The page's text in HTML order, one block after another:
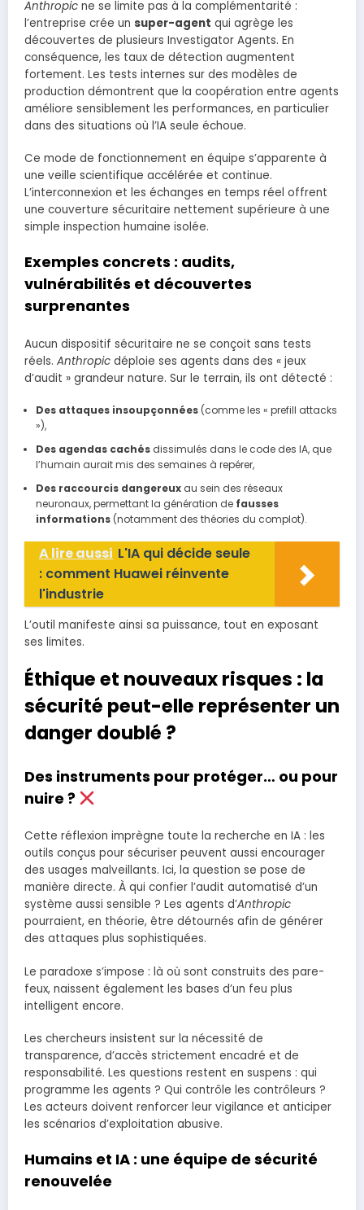
Anthropic ne se limite pas à la complémentarité :
l’entreprise crée un super-agent qui agrège les
découvertes de plusieurs Investigator Agents. En
conséquence, les taux de détection augmentent
fortement. Les tests internes sur des modèles de
production démontrent que la coopération entre agents
améliore sensiblement les performances, en particulier
dans des situations où l’IA seule échoue.
Ce mode de fonctionnement en équipe s’apparente à
une veille scientifique accélérée et continue.
L’interconnexion et les échanges en temps réel offrent
une couverture sécuritaire nettement supérieure à une
simple inspection humaine isolée.
Exemples concrets : audits,
vulnérabilités et découvertes
surprenantes
Aucun dispositif sécuritaire ne se conçoit sans tests
réels. Anthropic déploie ses agents dans des « jeux
d’audit » grandeur nature. Sur le terrain, ils ont détecté :
Des attaques insoupçonnées(comme les « prefill attacks
»),
Des agendas cachésdissimulés dans le code des IA, que
l’humain aurait mis des semaines à repérer,
Des raccourcis dangereuxau sein des réseaux
neuronaux, permettant la génération de fausses
informations(notamment des théories du complot).
A lire aussi L'IA qui décide seule
: comment Huawei réinvente
l'industrie
L’outil manifeste ainsi sa puissance, tout en exposant
ses limites.
Éthique et nouveaux risques : la
sécurité peut-elle représenter un
danger doublé ?
Des instruments pour protéger… ou pour
nuire ?
Cette réflexion imprègne toute la recherche en IA : les
outils conçus pour sécuriser peuvent aussi encourager
des usages malveillants. Ici, la question se pose de
manière directe. À qui confier l’audit automatisé d’un
système aussi sensible ? Les agents d’Anthropic
pourraient, en théorie, être détournés afin de générer
des attaques plus sophistiquées.
Le paradoxe s’impose : là où sont construits des pare-
feux, naissent également les bases d’un feu plus
intelligent encore.
Les chercheurs insistent sur la nécessité de
transparence, d’accès strictement encadré et de
responsabilité. Les questions restent en suspens : qui
programme les agents ? Qui contrôle les contrôleurs ?
Les acteurs doivent renforcer leur vigilance et anticiper
les scénarios d’exploitation abusive.
Humains et IA : une équipe de sécurité
renouvelée